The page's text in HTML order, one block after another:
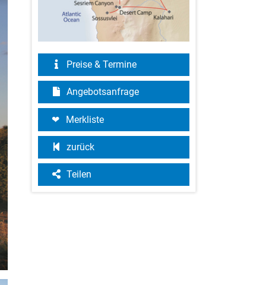
Preise & Termine
Angebotsanfrage
Merkliste
zurück
Teilen